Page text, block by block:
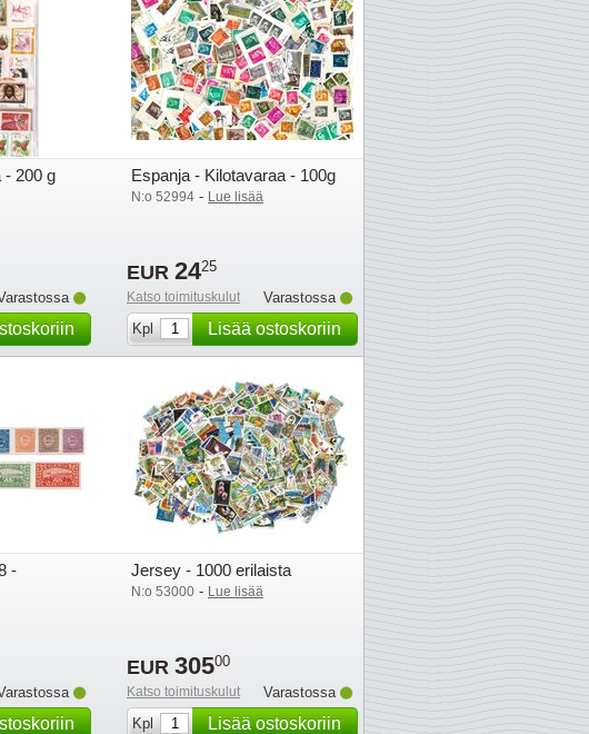
- 200 g Espanja - Kilotavaraa - 100g
N:o 52994 - Lue lisää
EUR 2425
Katso toimituskulut
Varastossa
Kpl
Lisää ostoskoriin
-
Jersey - 1000 erilaista
N:o 53000 - Lue lisää
EUR 30500
Katso toimituskulut
Varastossa
Kpl
Lisää ostoskoriin